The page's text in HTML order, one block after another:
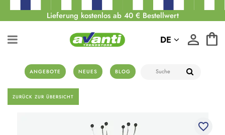
Lieferung kostenlos ab 40 € Bestellwert
ANGEBOTE NEUES BLOG
DE
ZURÜCK ZUR ÜBERSICHT
favorite_border